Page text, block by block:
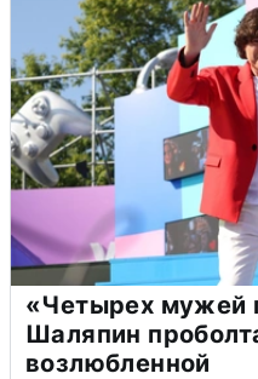
«Четырех мужей
Шаляпин
возлюбленной